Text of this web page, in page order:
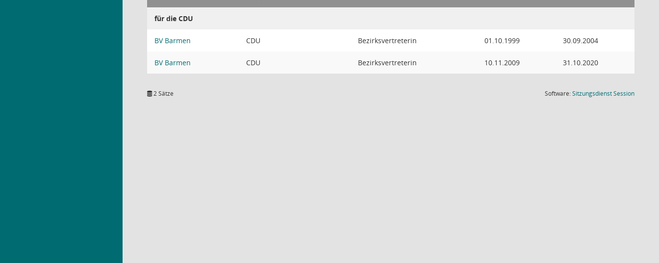
für die CDU
BV Barmen CDU Bezirksvertreterin 01.10.1999 30.09.2004
BV Barmen CDU Bezirksvertreterin 10.11.2009 31.10.2020
2 Sätze Software:SitzungsdienstSession(Wird in